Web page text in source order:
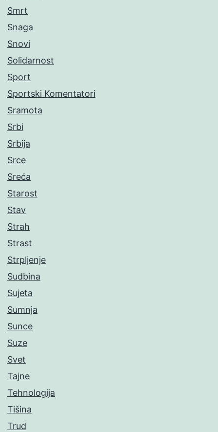
Smrt
Snaga
Snovi
Solidarnost
Sport
Sportski Komentatori
Sramota
Srbi
Srbija
Srce
Sreća
Starost
Stav
Strah
Strast
Strpljenje
Sudbina
Sujeta
Sumnja
Sunce
Suze
Svet
Tajne
Tehnologija
Tišina
Trud